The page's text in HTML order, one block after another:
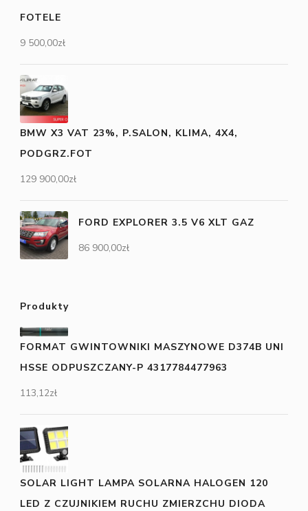
FOTELE
9 500,00zł
BMW X3 VAT 23%, P.SALON, KLIMA, 4X4,
PODGRZ.FOT
129 900,00zł
FORD EXPLORER 3.5 V6 XLT GAZ
86 900,00zł
Produkty
FORMAT GWINTOWNIKI MASZYNOWE D374B UNI
HSSE ODPUSZCZANY-P 4317784477963
113,12zł
SOLAR LIGHT LAMPA SOLARNA HALOGEN 120
LED Z CZUJNIKIEM RUCHU ZMIERZCHU DIODA